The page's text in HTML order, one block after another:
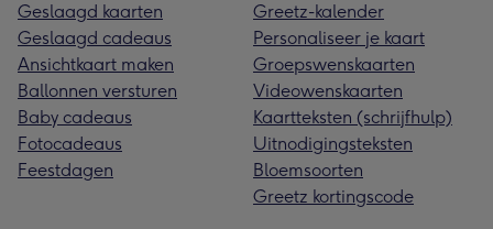
Geslaagd kaarten
Geslaagd cadeaus
Ansichtkaart maken
Ballonnen versturen
Baby cadeaus
Fotocadeaus
Feestdagen
Greetz-kalender
Personaliseer je kaart
Groepswenskaarten
Videowenskaarten
Kaartteksten (schrijfhulp)
Uitnodigingsteksten
Bloemsoorten
Greetz kortingscode